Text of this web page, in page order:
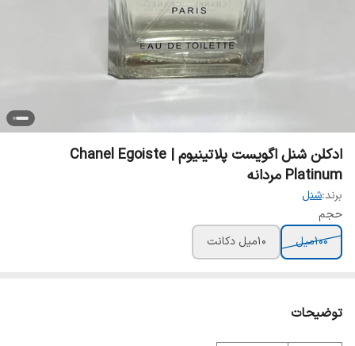
ادکلن شنل اگویست پلاتینیوم | Chanel Egoiste
Platinum مردانه
برند:شنل
حجم
100میل
10میل دکانت
توضیحات